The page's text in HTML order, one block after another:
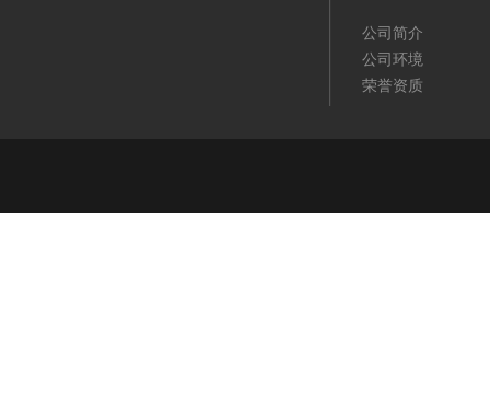
公司简介
公司环境
荣誉资质